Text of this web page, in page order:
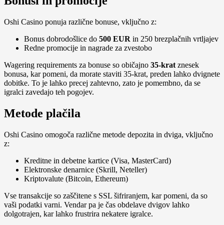
Oshi Casino ponuja različne bonuse, vključno z:
Bonus dobrodošlice do 500 EUR in 250 brezplačnih vrtljajev
Redne promocije in nagrade za zvestobo
Wagering requirements za bonuse so običajno 35-krat znesek
bonusa, kar pomeni, da morate staviti 35-krat, preden lahko dvignete
dobitke. To je lahko precej zahtevno, zato je pomembno, da se
igralci zavedajo teh pogojev.
Metode plačila
Oshi Casino omogoča različne metode depozita in dviga, vključno
z:
Kreditne in debetne kartice (Visa, MasterCard)
Elektronske denarnice (Skrill, Neteller)
Kriptovalute (Bitcoin, Ethereum)
Vse transakcije so zaščitene s SSL šifriranjem, kar pomeni, da so
vaši podatki varni. Vendar pa je čas obdelave dvigov lahko
dolgotrajen, kar lahko frustrira nekatere igralce.